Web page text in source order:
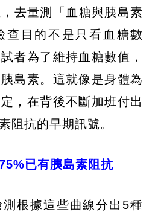
去量測「血糖與胰島素
查目的不是只看血糖數
者為了維持血糖數值，
島素。這就像是身體為
，在背後不斷加班付出
阻抗的早期訊號。
已有胰島素阻抗
根據這些曲線分出5種